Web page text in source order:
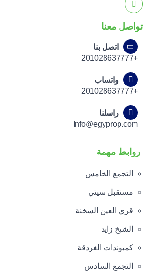
تواصل معنا
اتصل بنا
+201028637777
واتساب
+201028637777
راسلنا
Info@egyprop.com
روابط مهمة
التجمع الخامس
مستقبل سيتي
قري العين السخنة
الشيخ زايد
كمبوندات الغردقة
التجمع السادس